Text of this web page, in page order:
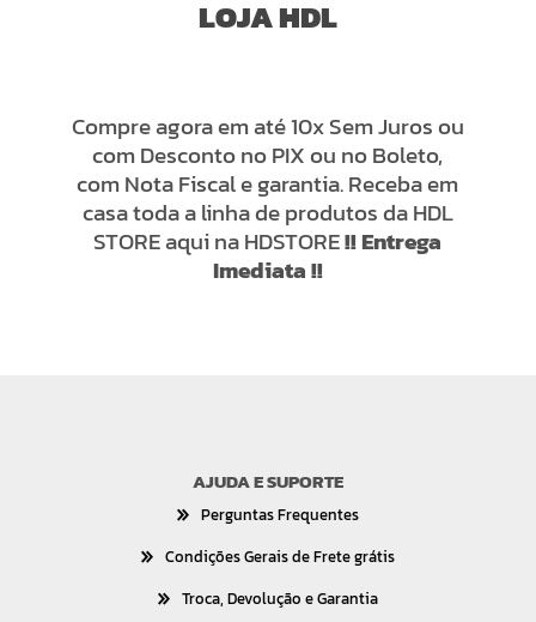
LOJA HDL
Compre agora em até 10x Sem Juros ou
com Desconto no PIX ou no Boleto,
com Nota Fiscal e garantia. Receba em
casa toda a linha de produtos da HDL
STORE aqui na HDSTORE!! Entrega
Imediata !!
AJUDA E SUPORTE
Perguntas Frequentes
Condições Gerais de Frete grátis
Troca, Devolução e Garantia